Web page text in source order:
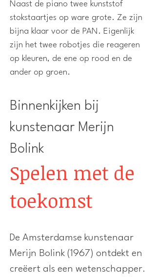
Naast de piano twee kunststof
stokstaartjes op ware grote. Ze zijn
bijna klaar voor de PAN. Eigenlijk
zijn het twee robotjes die reageren
op kleuren, de ene op rood en de
ander op groen.
Binnenkijken bij
kunstenaar Merijn
Bolink
Spelen met de
toekomst
De Amsterdamse kunstenaar
Merijn Bolink (1967) ontdekt en
creëert als een wetenschapper.